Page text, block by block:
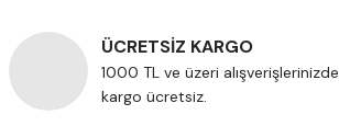
ÜCRETSİZ KARGO
1000 TL ve üzeri alışverişlerinizde
kargo ücretsiz.